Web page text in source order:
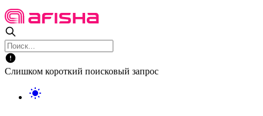
Слишком короткий поисковый запрос